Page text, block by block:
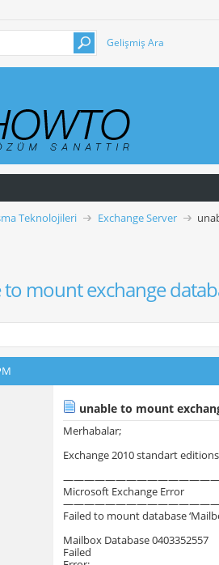
Gelişmiş Ara
Teknolojileri Exchange Server
mount exchange
unable to mount
Merhabalar;
Exchange 2010 standart
Microsoft Exchange Error
Failed to mount database
Mailbox Database 0403352557
Failed